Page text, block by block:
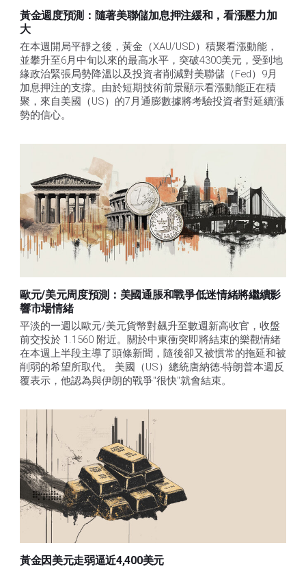
黃金週度預測：隨著美聯儲加息押注緩和，看漲壓力加
大
在本週開局平靜之後，黃金（XAU/USD）積聚看漲動能，
並攀升至6月中旬以來的最高水平，突破4300美元，受到地
緣政治緊張局勢降溫以及投資者削減對美聯儲（Fed）9月
加息押注的支撐。由於短期技術前景顯示看漲動能正在積
聚，來自美國（US）的7月通膨數據將考驗投資者對延續漲
勢的信心。
歐元/美元周度預測：美國通脹和戰爭低迷情緒將繼續影
響市場情緒
平淡的一週以歐元/美元貨幣對飆升至數週新高收官，收盤
前交投於 1.1560 附近。關於中東衝突即將結束的樂觀情緒
在本週上半段主導了頭條新聞，隨後卻又被慣常的拖延和被
削弱的希望所取代。 美國（US）總統唐納德-特朗普本週反
覆表示，他認為與伊朗的戰爭"很快"就會結束。
黃金因美元走弱逼近4,400美元